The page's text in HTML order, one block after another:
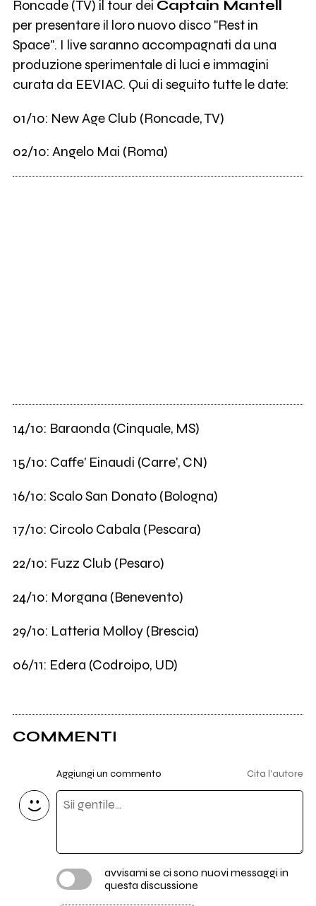
Roncade (TV) il tour dei Captain Mantell
per presentare il loro nuovo disco "Rest in
Space". I live saranno accompagnati da una
produzione sperimentale di luci e immagini
curata da EEVIAC. Qui di seguito tutte le date:
01/10: New Age Club (Roncade, TV)
02/10: Angelo Mai (Roma)
14/10: Baraonda (Cinquale, MS)
15/10: Caffe' Einaudi (Carre', CN)
16/10: Scalo San Donato (Bologna)
17/10: Circolo Cabala (Pescara)
22/10: Fuzz Club (Pesaro)
24/10: Morgana (Benevento)
29/10: Latteria Molloy (Brescia)
06/11: Edera (Codroipo, UD)
COMMENTI
Aggiungi un commento Cita l'autore
avvisami se ci sono nuovi messaggi in
questa discussione